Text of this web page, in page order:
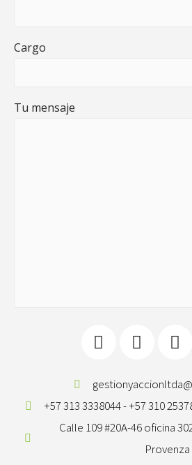
Cargo
Tu mensaje
+57 313 3338044 - +57 310
Calle 109 #20A-46 oficina
Provenza